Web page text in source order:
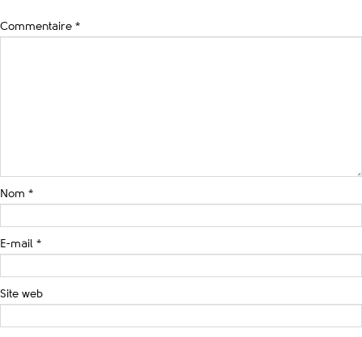
Commentaire *
Nom *
E-mail *
Site web